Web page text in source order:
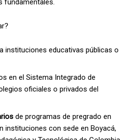
fundamentales.
instituciones educativas públicas o
en el Sistema Integrado de
oficiales o privados del
de programas de pregrado en
instituciones con sede en Boyacá,